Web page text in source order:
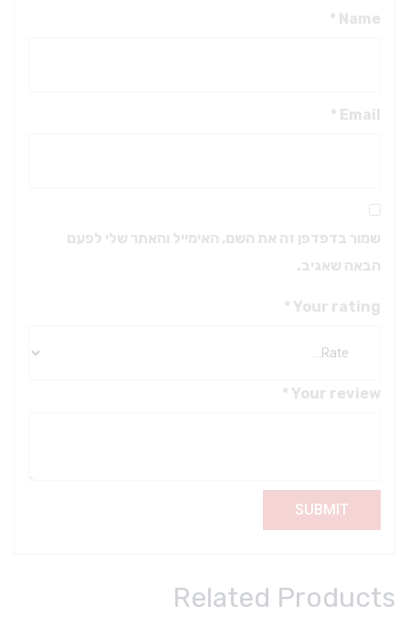
Name
*
Email
*
שמור בדפדפן זה את השם, האימייל והאתר שלי לפעם
הבאה שאגיב.
Your rating
*
Your review
*
Related Products